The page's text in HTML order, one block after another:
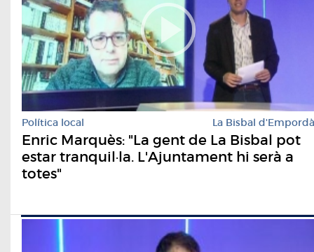
Política local La Bisbal d'Empordà
Enric Marquès: "La gent de La Bisbal pot
estar tranquil·la. L'Ajuntament hi serà a
totes"